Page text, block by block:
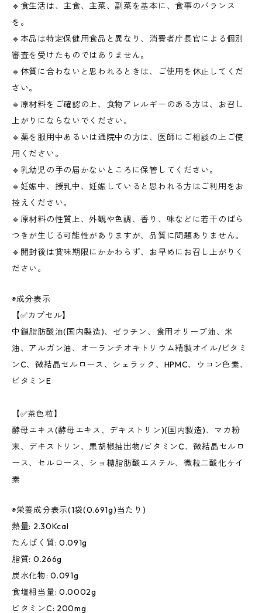
🔹食生活は、主食、主菜、副菜を基本に、食事のバランス
を。
🔹本品は特定保健用食品と異なり、消費者庁長官による個別
審査を受けたものではありません。
🔹体質に合わないと思われるときは、ご使用を休止してくだ
さい。
🔹原材料をご確認の上、食物アレルギーのある方は、お召し
上がりにならないでください。
🔹薬を服用中あるいは通院中の方は、医師にご相談の上ご使
用ください。
🔹乳幼児の手の届かないところに保管してください。
🔹妊娠中、授乳中、妊娠していると思われる方はご利用をお
控えください。
🔹原材料の性質上、外観や色調、香り、味などに若干のばら
つきが生じる可能性がありますが、品質に問題ありません。
🔹開封後は賞味期限にかかわらず、お早めにお召し上がりく
ださい。
◉成分表示
【✅カプセル】
中鎖脂肪酸油(国内製造)、ゼラチン、食用オリーブ油、米
油、アルガン油、オーランチオキトリウム精製オイル/ビタミ
ンC、微結晶セルロース、シェラック、HPMC、ウコン色素、
ビタミンE
【✅茶色粒】
酵母エキス(酵母エキス、デキストリン)(国内製造)、マカ粉
末、デキストリン、黒胡椒抽出物/ビタミンC、微結晶セルロ
ース、セルロース、ショ糖脂肪酸エステル、微粒二酸化ケイ
素
◉栄養成分表示(1袋(0.691g)当たり)
熱量: 2.30Kcal
たんぱく質: 0.091g
脂質: 0.266g
炭水化物: 0.091g
食塩相当量: 0.0002g
ビタミンC: 200mg